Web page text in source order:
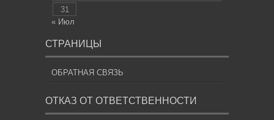
31
« Июл
СТРАНИЦЫ
ОБРАТНАЯ СВЯЗЬ
ОТКАЗ ОТ ОТВЕТСТВЕННОСТИ